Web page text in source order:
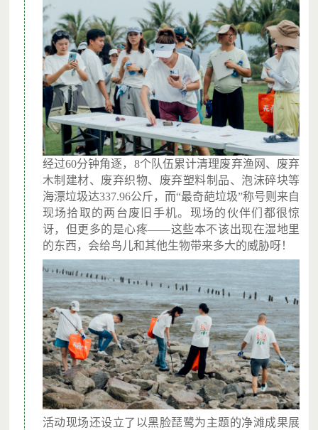
经过60分钟角逐，8个队伍累计清理废弃渔网、废弃
木制建材、废弃织物、废弃塑料制品、泡沫碎块等
海漂垃圾达337.96公斤，而“最奇葩垃圾”称号则来自
现场拾取的两台废旧手机。现场的伙伴们都很惊
讶，但更多的是心疼——这些本不该出现在湿地里
的东西，会给鸟儿和其他生物带来多大的威胁呀！
活动现场还设立了以黑脸琵鹭为主题的净滩成果展